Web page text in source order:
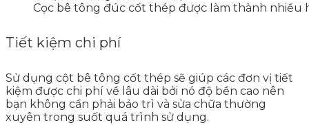
Cọc bê tông đúc cốt thép được làm thành nhiều
Tiết kiệm chi phí
Sử dụng cột bê tông cốt thép sẽ giúp các đơn vị tiết
kiệm được chi phí về lâu dài bởi nó độ bền cao nên
bạn không cần phải bảo trì và sửa chữa thường
xuyên trong suốt quá trình sử dụng.